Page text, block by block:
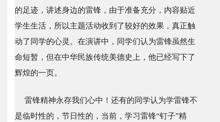
的足迹，讲述身边的雷锋，由于准备充分，内容贴近
学生生活，所以主题活动收到了较好的效果，真正触
动了同学的心灵。在演讲中，同学们认为雷锋虽然生
命短暂，但在中华民族传统美德史上，他已经写下了
辉煌的一页。
雷锋精神永存我们心中！还有的同学认为学雷锋不
是临时性的，节日性的，当前，学习雷锋“钉子”精